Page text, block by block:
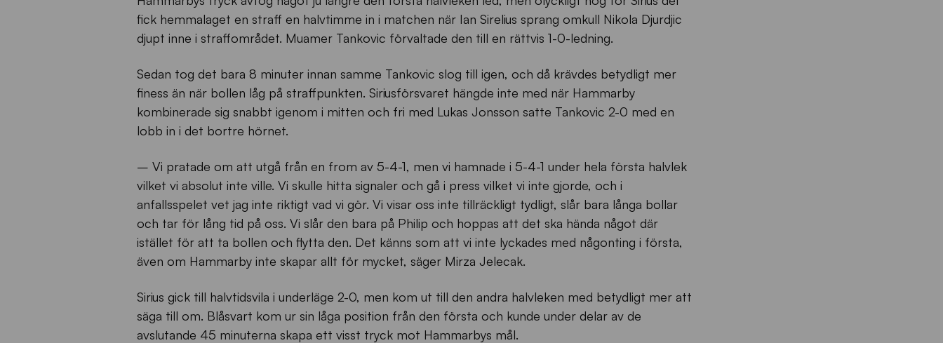
fick hemmalaget en straff en halvtimme in i matchen när Ian Sirelius sprang omkull Nikola Djurdjic
djupt inne i straffområdet. Muamer Tankovic förvaltade den till en rättvis 1-0-ledning.
Sedan tog det bara 8 minuter innan samme Tankovic slog till igen, och då krävdes betydligt mer
finess än när bollen låg på straffpunkten. Siriusförsvaret hängde inte med när Hammarby
kombinerade sig snabbt igenom i mitten och fri med Lukas Jonsson satte Tankovic 2-0 med en
lobb in i det bortre hörnet.
– Vi pratade om att utgå från en from av 5-4-1, men vi hamnade i 5-4-1 under hela första halvlek
vilket vi absolut inte ville. Vi skulle hitta signaler och gå i press vilket vi inte gjorde, och i
anfallsspelet vet jag inte riktigt vad vi gör. Vi visar oss inte tillräckligt tydligt, slår bara långa bollar
och tar för lång tid på oss. Vi slår den bara på Philip och hoppas att det ska hända något där
istället för att ta bollen och flytta den. Det känns som att vi inte lyckades med någonting i första,
även om Hammarby inte skapar allt för mycket, säger Mirza Jelecak.
Sirius gick till halvtidsvila i underläge 2-0, men kom ut till den andra halvleken med betydligt mer att
säga till om. Blåsvart kom ur sin låga position från den första och kunde under delar av de
avslutande 45 minuterna skapa ett visst tryck mot Hammarbys mål.